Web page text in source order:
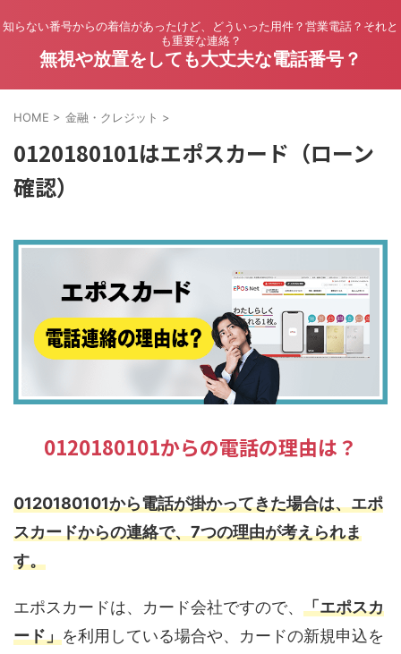
知らない番号からの着信があったけど、どういった用件？営業電話？それと
も重要な連絡？
無視や放置をしても大丈夫な電話番号？
HOME > 金融・クレジット >
0120180101はエポスカード（ローン
確認）
0120180101からの電話の理由は？
0120180101から電話が掛かってきた場合は、エポ
スカードからの連絡で、7つの理由が考えられま
す。
エポスカードは、カード会社ですので、 「エポスカ
ード」を利用している場合や、カードの新規申込を